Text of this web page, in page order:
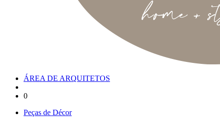
ÁREA DE ARQUITETOS
0
Peças de Décor